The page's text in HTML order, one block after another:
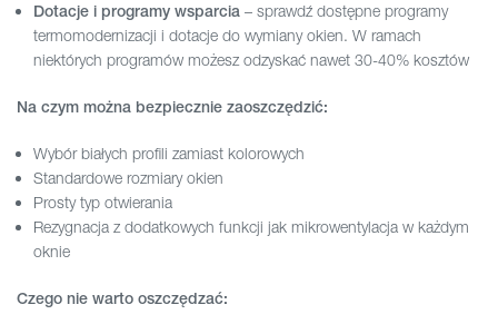
Dotacje i programy wsparcia – sprawdź dostępne programy
termomodernizacji i dotacje do wymiany okien. W ramach
niektórych programów możesz odzyskać nawet 30-40% kosztów
Na czym można bezpiecznie zaoszczędzić:
Wybór białych profili zamiast kolorowych
Standardowe rozmiary okien
Prosty typ otwierania
Rezygnacja z dodatkowych funkcji jak mikrowentylacja w każdym
oknie
Czego nie warto oszczędzać: